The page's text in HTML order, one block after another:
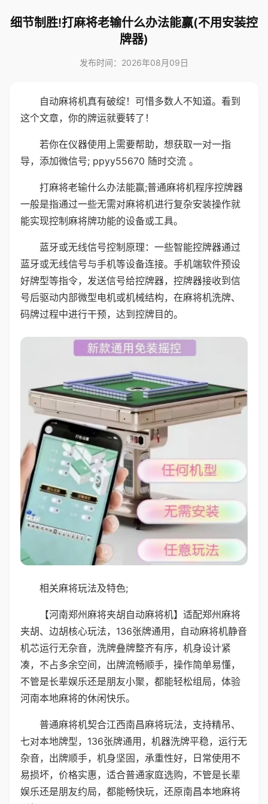
细节制胜!打麻将老输什么办法能赢(不用安装控
牌器)
发布时间：2026年08月09日
自动麻将机真有破绽！可惜多数人不知道。看到
这个文章，你的牌运就要转了！
若你在仪器使用上需要帮助，想获取一对一指
导，添加微信号; ppyy55670 随时交流 。
打麻将老输什么办法能赢;普通麻将机程序控牌器
一般是指通过一些无需对麻将机进行复杂安装操作就
能实现控制麻将牌功能的设备或工具。
蓝牙或无线信号控制原理：一些智能控牌器通过
蓝牙或无线信号与手机等设备连接。手机端软件预设
好牌型等指令，发送信号给控牌器，控牌器接收到信
号后驱动内部微型电机或机械结构，在麻将机洗牌、
码牌过程中进行干预，达到控牌目的。
相关麻将玩法及特色;
【河南郑州麻将夹胡自动麻将机】适配郑州麻将
夹胡、边胡核心玩法，136张牌通用，自动麻将机静音
机芯运行无杂音，洗牌叠牌整齐有序，机身设计紧
凑，不占多余空间，出牌流畅顺手，操作简单易懂，
不管是长辈娱乐还是朋友小聚，都能轻松组局，体验
河南本地麻将的休闲快乐。
普通麻将机契合江西南昌麻将玩法，支持精吊、
七对本地牌型，136张牌通用，机器洗牌平稳，运行无
杂音，出牌顺手，机身坚固，承重性好，日常使用不
易损坏，价格实惠，适合普通家庭选购，不管是长辈
娱乐还是朋友约局，都能畅快玩，还原南昌本地麻将